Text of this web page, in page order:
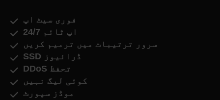
فوری سیٹ اپ
اپ ٹائم 24/7
سرور ترتیبات میں ترمیم کریں
SSD ڈرائیوز
DDoS تحفظ
کوئی لیگ نہیں
موڈز سپورٹ